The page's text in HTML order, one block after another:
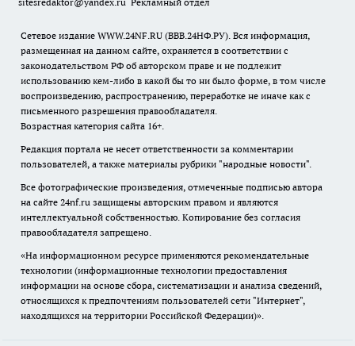
Сетевое издание WWW.24NF.RU (ВВВ.24НФ.РУ). Вся информация,
размещенная на данном сайте, охраняется в соответствии с
законодательством РФ об авторском праве и не подлежит
использованию кем-либо в какой бы то ни было форме, в том числе
воспроизведению, распространению, переработке не иначе как с
письменного разрешения правообладателя.
Возрастная категория сайта 16+.
Редакция портала не несет ответственности за комментарии
пользователей, а также материалы рубрики "народные новости".
Все фотографические произведения, отмеченные подписью автора
на сайте 24nf.ru защищены авторским правом и являются
интеллектуальной собственностью. Копирование без согласия
правообладателя запрещено.
«На информационном ресурсе применяются рекомендательные
технологии (информационные технологии предоставления
информации на основе сбора, систематизации и анализа сведений,
относящихся к предпочтениям пользователей сети "Интернет",
находящихся на территории Российской Федерации)».